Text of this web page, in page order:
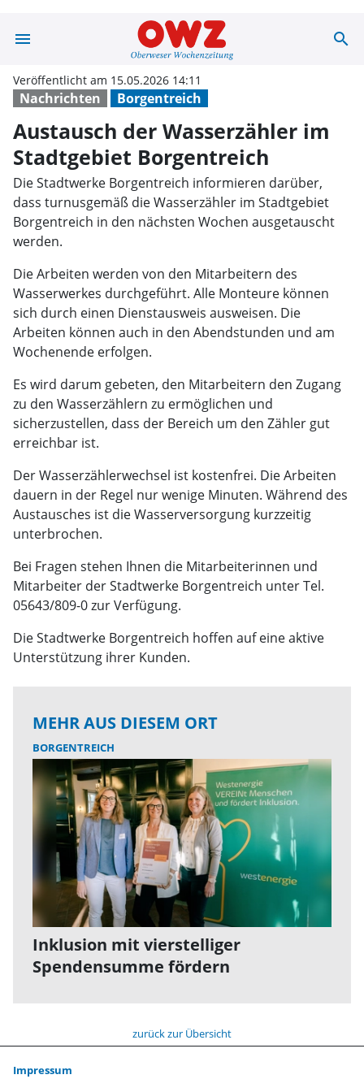
menu Austausch dersearch
Nachrichten Borgentreich
Veröffentlicht am 15.05.2026 14:11
Austausch der Wasserzähler im
Stadtgebiet Borgentreich
Die Stadtwerke Borgentreich informieren darüber,
dass turnusgemäß die Wasserzähler im Stadtgebiet
Borgentreich in den nächsten Wochen ausgetauscht
werden.
Die Arbeiten werden von den Mitarbeitern des
Wasserwerkes durchgeführt. Alle Monteure können
sich durch einen Dienstausweis ausweisen. Die
Arbeiten können auch in den Abendstunden und am
Wochenende erfolgen.
Es wird darum gebeten, den Mitarbeitern den Zugang
zu den Wasserzählern zu ermöglichen und
sicherzustellen, dass der Bereich um den Zähler gut
erreichbar ist.
Der Wasserzählerwechsel ist kostenfrei. Die Arbeiten
dauern in der Regel nur wenige Minuten. Während des
Austausches ist die Wasserversorgung kurzzeitig
unterbrochen.
Bei Fragen stehen Ihnen die Mitarbeiterinnen und
Mitarbeiter der Stadtwerke Borgentreich unter Tel.
05643/809-0 zur Verfügung.
Die Stadtwerke Borgentreich hoffen auf eine aktive
Unterstützung ihrer Kunden.
MEHR AUS DIESEM ORT
BORGENTREICH
Inklusion mit vierstelliger
Spendensumme fördern
zurück zur Übersicht
Impressum